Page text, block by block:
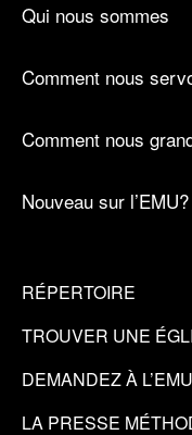
Qui nous sommes
Comment nous
Comment nous
Nouveau sur l’EMU?
RÉPERTOIRE
TROUVER UNE
DEMANDEZ À L’EMU
LA PRESSE